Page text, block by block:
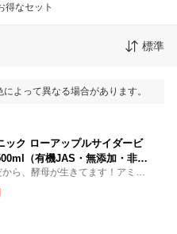
得なセット
標準
よって異なる場合があります。
ック ローアップルサイダービ
（有機JAS・無添加・非加
アスポール りんご酢 ダイ
美容に
ら、酵母が生きてます！アミノ
美容 ダイエット 健康サポート